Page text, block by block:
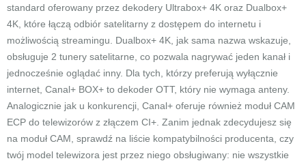
standard oferowany przez dekodery Ultrabox+ 4K oraz Dualbox+
4K, które łączą odbiór satelitarny z dostępem do internetu i
możliwością streamingu. Dualbox+ 4K, jak sama nazwa wskazuje,
obsługuje 2 tunery satelitarne, co pozwala nagrywać jeden kanał i
jednocześnie oglądać inny. Dla tych, którzy preferują wyłącznie
internet, Canal+ BOX+ to dekoder OTT, który nie wymaga anteny.
Analogicznie jak u konkurencji, Canal+ oferuje również moduł CAM
ECP do telewizorów z złączem CI+. Zanim jednak zdecydujesz się
na moduł CAM, sprawdź na liście kompatybilności producenta, czy
twój model telewizora jest przez niego obsługiwany: nie wszystkie